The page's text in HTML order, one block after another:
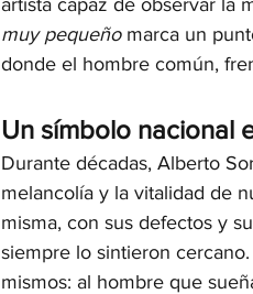
muy pequeño marca un
donde el hombre común,
Un símbolo nacional
Durante décadas, Alberto
melancolía y la vitalidad de
misma, con sus defectos y
siempre lo sintieron
mismos: al hombre que